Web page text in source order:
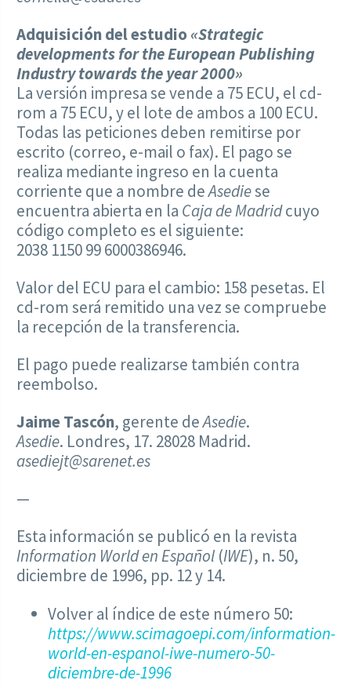
Adquisición del estudio «Strategic
developments for the European Publishing
Industry towards the year 2000»
La versión impresa se vende a 75 ECU, el cd-
rom a 75 ECU, y el lote de ambos a 100 ECU.
Todas las peticiones deben remitirse por
escrito (correo, e-mail o fax). El pago se
realiza mediante ingreso en la cuenta
corriente que a nombre deAsediese
encuentra abierta en la Caja de Madridcuyo
código completo es el siguiente:
2038 1150 99 6000386946.
Valor del ECU para el cambio: 158 pesetas. El
cd-rom será remitido una vez se compruebe
la recepción de la transferencia.
El pago puede realizarse también contra
reembolso.
Jaime Tascón, gerente deAsedie.
Asedie. Londres, 17. 28028 Madrid.
asediejt@sarenet.es
—
Esta información se publicó en la revista
Information World en Español (IWE), n. 50,
diciembre de 1996, pp. 12 y 14.
Volver al índice de este número 50:
https://www.scimagoepi.com/information-
world-en-espanol-iwe-numero-50-
diciembre-de-1996